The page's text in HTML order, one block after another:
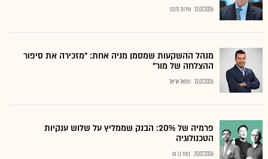
21.07.2026 שירות גלובס
מנהל ההשקעות שמסמן מניה אחת: "מזכירה את סיפור
ההצלחה של מור"
21.07.2026 נתנאל אריאל
פרמיה של 20%: הבנק שממליץ על שלוש ענקיות
הטכנולוגיה
20.07.2026 בועז בן נון